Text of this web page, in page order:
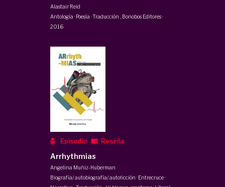
Alastair Reid
Antología · Poesía · Traducción
Bonobos Editores·
2016
Episodio Reseña
Arrhythmias
Angelina Muñiz-Huberman
Biografía/ autobiografía/ autoficción · Entrecruce ·